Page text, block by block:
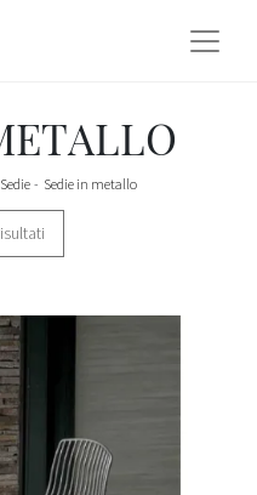
Sedie - Sedie in metallo